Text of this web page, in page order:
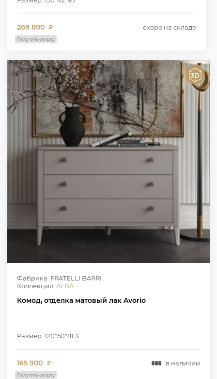
269 800 ₽ скоро на складе
Получить скидку
Фабрика: FRATELLI BARRI
Коллекция: ALBA
Комод, отделка матовый лак Avorio
Размер: 120*50*81.3
165 900 ₽ в наличии
Получить скидку